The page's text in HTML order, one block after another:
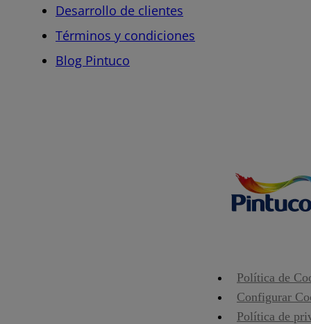
Desarrollo de clientes
Términos y condiciones
Blog Pintuco
Política de
Configurar
Política de